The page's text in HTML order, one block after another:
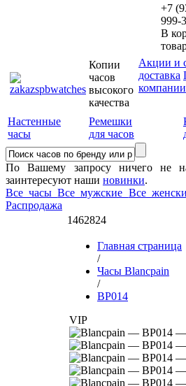
+7
999-
В
Копии
часов
высокого
качества
Акции и
доставка
компании
Настенные
часы
Ремешки
для часов
По Вашему запросу ничего не
заинтересуют наши новинки.
Все часыВсе мужские Все
Распродажа
1462824
Главная страница
/
Часы Blancpain
/
BP014
VIP